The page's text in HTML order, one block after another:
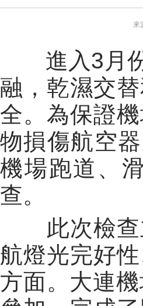
來
進入3月份
融，乾濕交
全。為保證
物損傷航空
機場跑道、
查。
此次檢查
航燈光完好
方面。大連